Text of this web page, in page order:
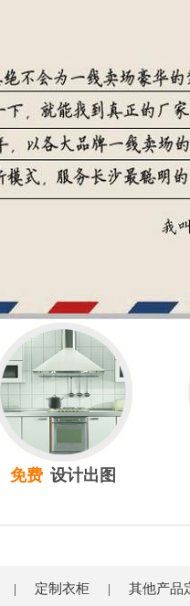
免费 设计出图
| 定制衣柜 | 其他产品